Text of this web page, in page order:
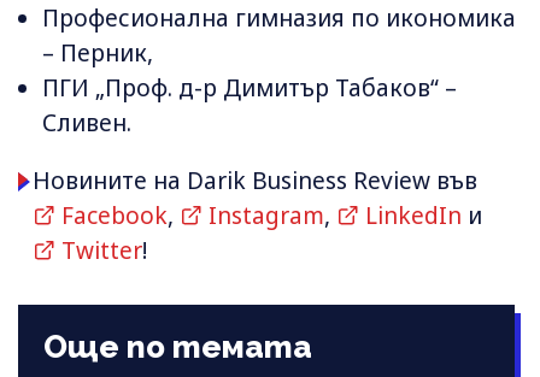
Професионална гимназия по икономика
– Перник,
ПГИ „Проф. д-р Димитър Табаков“ –
Сливен.
Новините на Darik Business Review във
Facebook, Instagram, LinkedIn и
Twitter!
Още по темата